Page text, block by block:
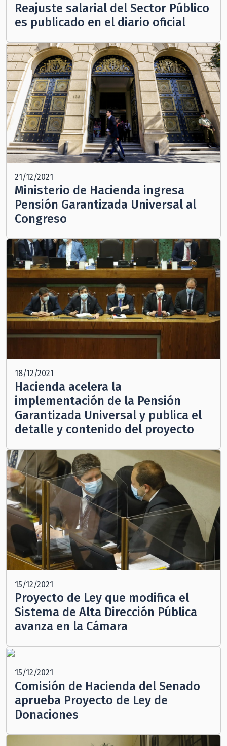
Reajuste salarial del Sector Público
es publicado en el diario oficial
21/12/2021
Ministerio de Hacienda ingresa
Pensión Garantizada Universal al
Congreso
18/12/2021
Hacienda acelera la
implementación de la Pensión
Garantizada Universal y publica el
detalle y contenido del proyecto
15/12/2021
Proyecto de Ley que modifica el
Sistema de Alta Dirección Pública
avanza en la Cámara
15/12/2021
Comisión de Hacienda del Senado
aprueba Proyecto de Ley de
Donaciones